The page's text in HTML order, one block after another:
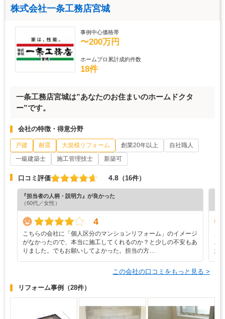
株式会社一条工務店宮城
事例中心価格帯
〜200万円
ホームプロ累計成約件数
18件
一条工務店宮城は”あなたのお住まいのホームドクタ
ー”です。
会社の特徴・得意分野
戸建 耐震 大規模リフォーム 創業20年以上
自社職人
一級建築士
施工管理技士 新築可
口コミ評価 4.8 （16件）
『担当者の人柄・説明力』が良かった
（60代／女性）
4
こちらの会社に「個人区分のマンションリフォーム」のイメージ
がなかったので、本当に施工してくれるのか？と少しの不安もあ
りました。でもお願いしてよかった。担当の方…
こ
ざ
だ
この会社の口コミをもっと見る >
リフォーム事例 （28件）